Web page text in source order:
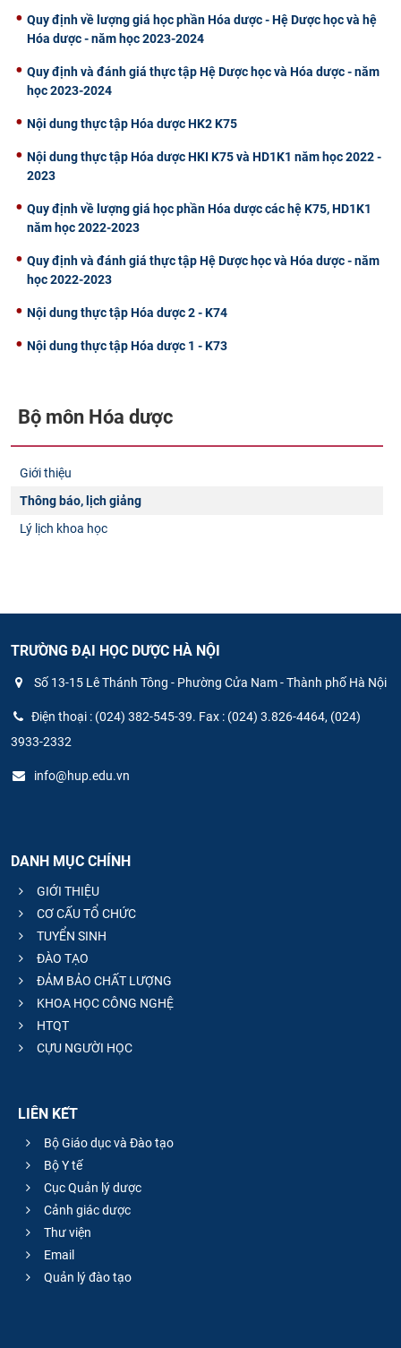
Quy định về lượng giá học phần Hóa dược - Hệ Dược học và hệ
Hóa dược - năm học 2023-2024
Quy định và đánh giá thực tập Hệ Dược học và Hóa dược - năm
học 2023-2024
Nội dung thực tập Hóa dược HK2 K75
Nội dung thực tập Hóa dược HKI K75 và HD1K1 năm học 2022 -
2023
Quy định về lượng giá học phần Hóa dược các hệ K75, HD1K1
năm học 2022-2023
Quy định và đánh giá thực tập Hệ Dược học và Hóa dược - năm
học 2022-2023
Nội dung thực tập Hóa dược 2 - K74
Nội dung thực tập Hóa dược 1 - K73
Bộ môn Hóa dược
Giới thiệu
Thông báo, lịch giảng
Lý lịch khoa học
TRƯỜNG ĐẠI HỌC DƯỢC HÀ NỘI
Số 13-15 Lê Thánh Tông - Phường Cửa Nam - Thành phố Hà Nội
Điện thoại : (024) 382-545-39. Fax : (024) 3.826-4464, (024)
3933-2332
info@hup.edu.vn
DANH MỤC CHÍNH
GIỚI THIỆU
CƠ CẤU TỔ CHỨC
TUYỂN SINH
ĐÀO TẠO
ĐẢM BẢO CHẤT LƯỢNG
KHOA HỌC CÔNG NGHỆ
HTQT
CỰU NGƯỜI HỌC
LIÊN KẾT
Bộ Giáo dục và Đào tạo
Bộ Y tế
Cục Quản lý dược
Cảnh giác dược
Thư viện
Email
Quản lý đào tạo